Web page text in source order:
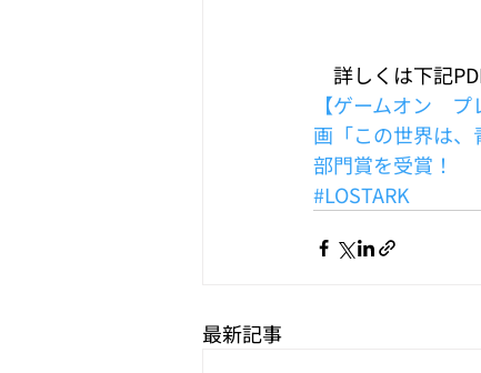
詳しくは下記
【ゲームオン　
画「この世界は
部門賞を受賞！
#LOSTARK
最新記事